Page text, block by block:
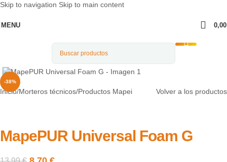
Skip to navigation Skip to main content
MENU
-38%
Clic para ampliar
Inicio/Morteros técnicos/Productos Mapei Volver a los productos
MapePUR Universal Foam G